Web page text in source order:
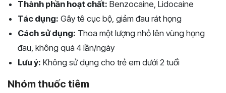
Thành phần hoạt chất: Benzocaine, Lidocaine
Tác dụng: Gây tê cục bộ, giảm đau rát họng
Cách sử dụng: Thoa một lượng nhỏ lên vùng họng
đau, không quá 4 lần/ngày
Lưu ý: Không sử dụng cho trẻ em dưới 2 tuổi
Nhóm thuốc tiêm